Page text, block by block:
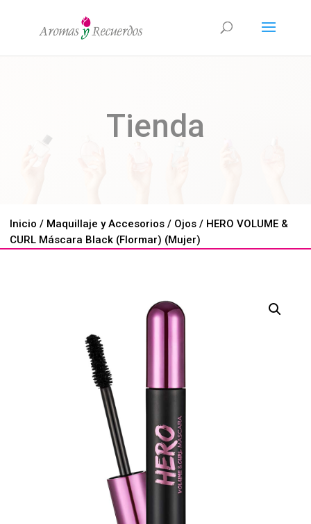
Tienda
Inicio / Maquillaje y Accesorios / Ojos / HERO VOLUME &
CURL Máscara Black (Flormar) (Mujer)